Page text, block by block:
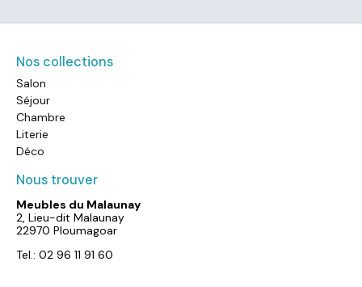
Nos collections
Salon
Séjour
Chambre
Literie
Déco
Nous trouver
Meubles du Malaunay
2, Lieu-dit Malaunay
22970 Ploumagoar
Tel.: 02 96 11 91 60